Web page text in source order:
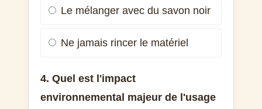
Le mélanger avec du savon noir
Ne jamais rincer le matériel
4. Quel est l'impact
environnemental majeur de l'usage